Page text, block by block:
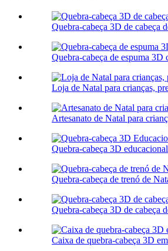
Quebra-cabeça 3D de cabeça
Quebra-cabeça de espuma
Loja de Natal para crianças,
Artesanato de Natal para
Quebra-cabeça 3D
Quebra-cabeça de trenó de
Quebra-cabeça 3D de cabeça
Caixa de quebra-cabeça 3D